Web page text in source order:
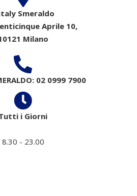
Smeraldo
Aprile 10,
Milano
02 0999 7900
i Giorni
8.30 - 23.00